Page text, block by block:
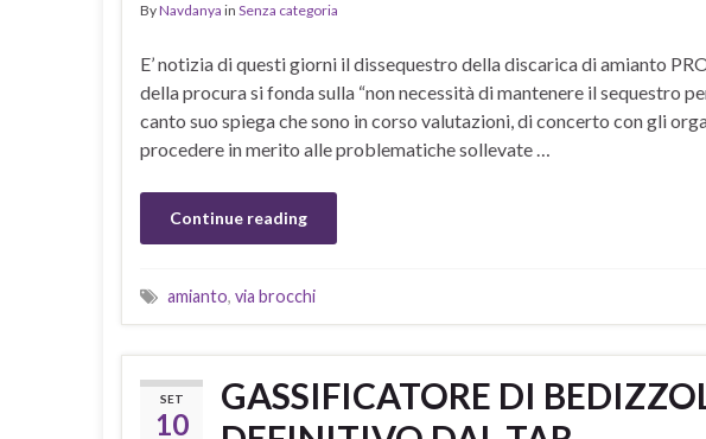
ByNavdanya in Senza categoria
E’ notizia di questi giorni il dissequestro della discarica di amianto
della procura si fonda sulla “non necessità di mantenere il sequestro
canto suo spiega che sono in corso valutazioni, di concerto con gli
procedere in merito alle problematiche sollevate …
Continue reading
amianto, via brocchi
SET
10
GASSIFICATORE DI